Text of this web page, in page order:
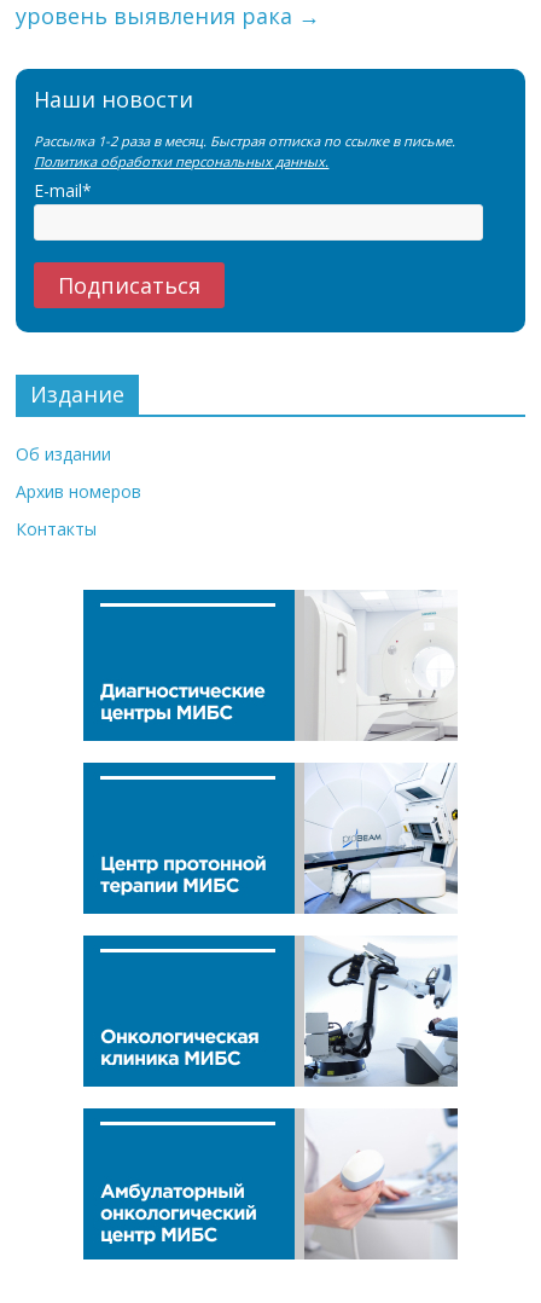
уровень выявления рака →
Наши новости
Рассылка 1-2 раза в месяц. Быстрая отписка по ссылке в письме.
Политика обработки персональных данных.
E-mail*
Издание
Об издании
Архив номеров
Контакты